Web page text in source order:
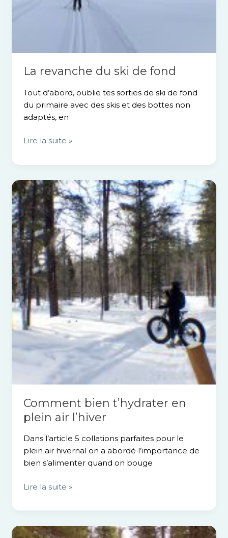
La revanche du ski de fond
Tout d’abord, oublie tes sorties de ski de fond
du primaire avec des skis et des bottes non
adaptés, en
Lire la suite »
Comment bien t’hydrater en
plein air l’hiver
Dans l’article 5 collations parfaites pour le
plein air hivernal on a abordé l’importance de
bien s’alimenter quand on bouge
Comment
bien
t’hydrater
en
plein
air
l’hiver
Lire la suite »
5